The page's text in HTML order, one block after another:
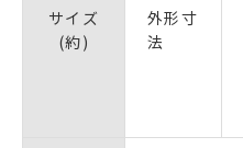
サイズ
(約)
外形寸
法